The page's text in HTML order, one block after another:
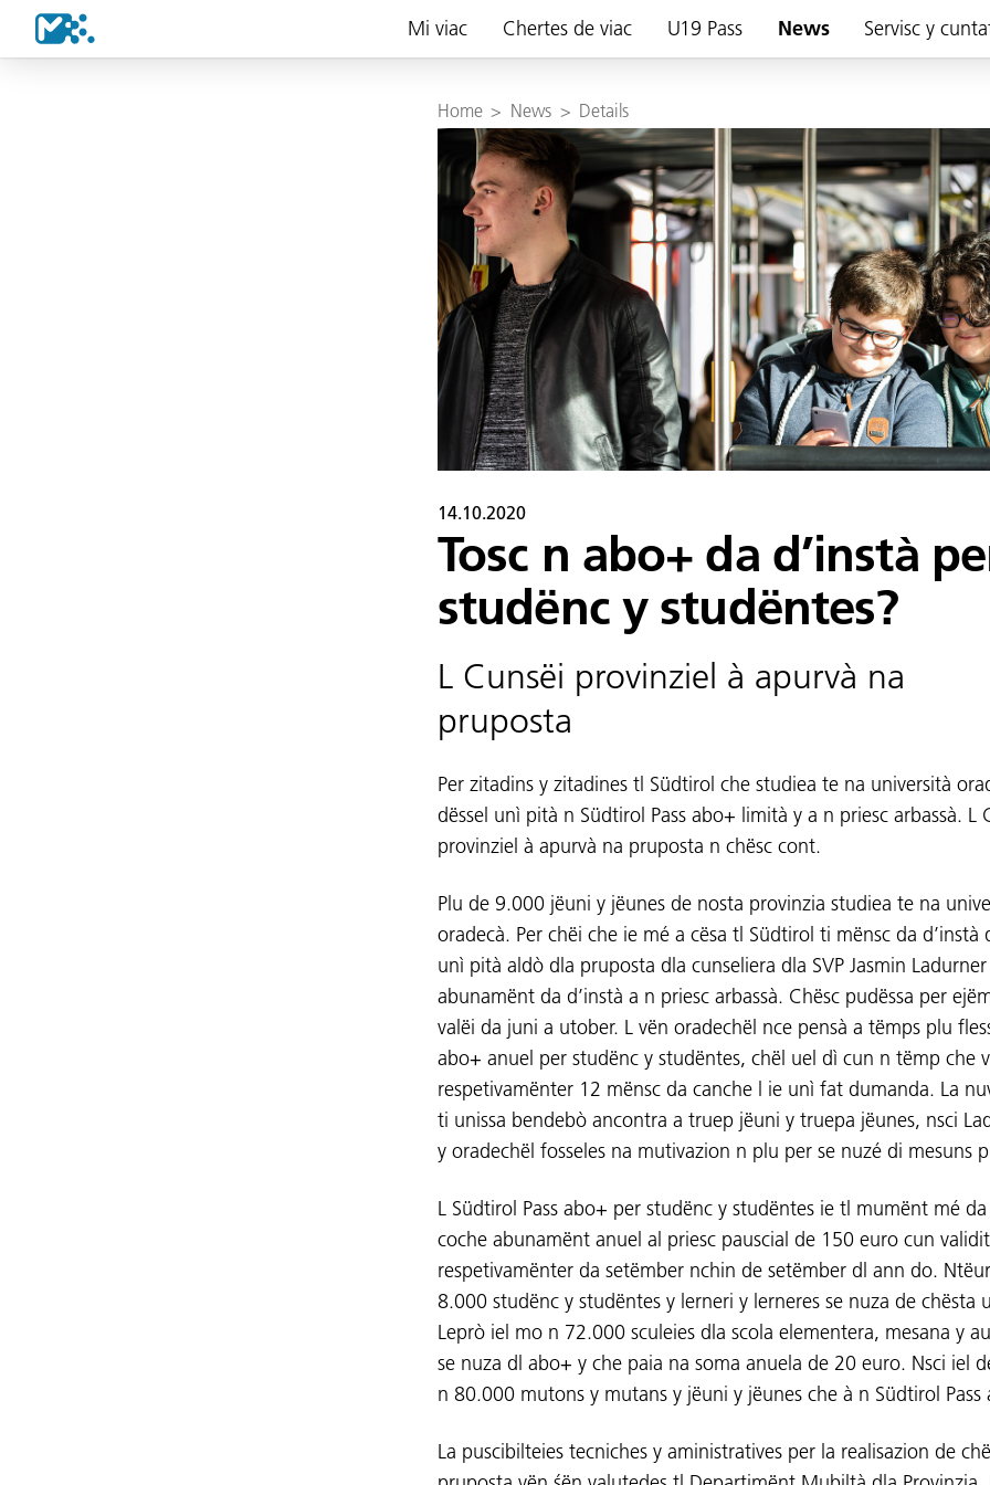
Mi viac Chertes de viac U19 Pass News Servisc y
Home > News > Details
14.10.2020
Tosc n abo+ da d’instà
studënc y studëntes?
L Cunsëi provinziel à apurvà na
pruposta
Per zitadins y zitadines tl Südtirol che studiea te na università
dëssel unì pità n Südtirol Pass abo+ limità y a n priesc arbassà. L
provinziel à apurvà na pruposta n chësc cont.
Plu de 9.000 jëuni y jëunes de nosta provinzia studiea te na
oradecà. Per chëi che ie mé a cësa tl Südtirol ti mënsc da d’instà
unì pità aldò dla pruposta dla cunseliera dla SVP Jasmin
abunamënt da d’instà a n priesc arbassà. Chësc pudëssa per
valëi da juni a utober. L vën oradechël nce pensà a tëmps plu
abo+ anuel per studënc y studëntes, chël uel dì cun n tëmp che
respetivamënter 12 mënsc da canche l ie unì fat dumanda. La
ti unissa bendebò ancontra a truep jëuni y truepa jëunes, nsci
y oradechël fosseles na mutivazion n plu per se nuzé di mesuns
L Südtirol Pass abo+ per studënc y studëntes ie tl mumënt mé da
coche abunamënt anuel al priesc pauscial de 150 euro cun
respetivamënter da setëmber nchin de setëmber dl ann do.
8.000 studënc y studëntes y lerneri y lerneres se nuza de chësta
Leprò iel mo n 72.000 sculeies dla scola elementera, mesana y
se nuza dl abo+ y che paia na soma anuela de 20 euro. Nsci iel
n 80.000 mutons y mutans y jëuni y jëunes che à n Südtirol Pass
La puscibilteies tecniches y aministratives per la realisazion de